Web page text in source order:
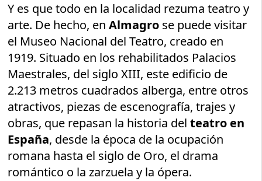
Y es que todo en la localidad rezuma teatro y
arte. De hecho, enAlmagro se puede visitar
el Museo Nacional del Teatro, creado en
1919. Situado en los rehabilitados Palacios
Maestrales, del siglo XIII, este edificio de
2.213 metros cuadrados alberga, entre otros
atractivos, piezas de escenografía, trajes y
obras, que repasan la historia delteatro en
España, desde la época de la ocupación
romana hasta el siglo de Oro, el drama
romántico o la zarzuela y la ópera.